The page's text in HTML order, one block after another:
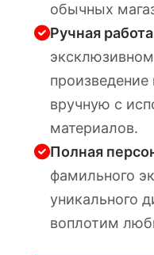
обычных
Ручная
произведение
вручную с
материалов.
Полная
фамильного
уникального
воплотим